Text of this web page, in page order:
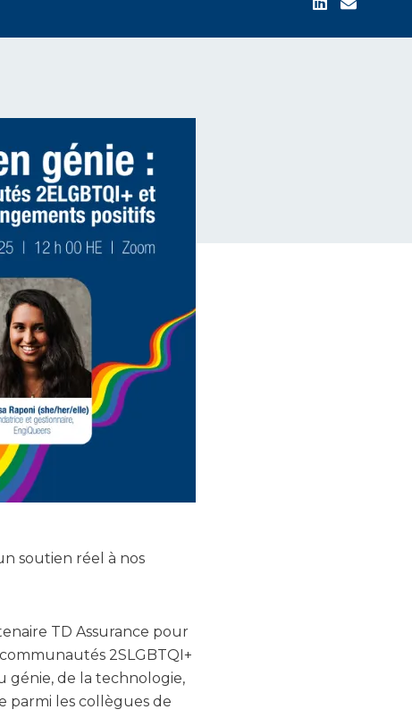
soutien réel à nos
TD Assurance pour
2SLGBTQI+
génie, de la technologie,
parmi les collègues de